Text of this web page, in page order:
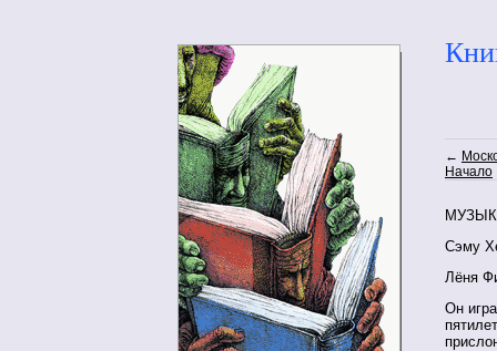
←
Начало
Сэму
Лёня
Он